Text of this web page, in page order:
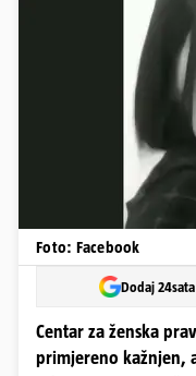
Foto: Facebook
Dodaj
Centar za ženska
primjereno kažnjen,